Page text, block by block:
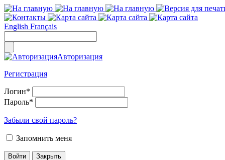
English Français
Авторизация
Регистрация
Логин*
Пароль*
Забыли свой пароль?
Запомнить меня